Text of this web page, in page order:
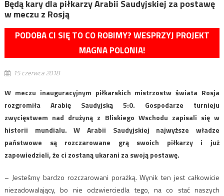
Będą kary dla piłkarzy Arabii Saudyjskiej za postawę
w meczu z Rosją
PODOBA CI SIĘ TO CO ROBIMY? WESPRZYJ PROJEKT
MAGNA POLONIA!
15 czerwca 2018
W meczu inauguracyjnym piłkarskich mistrzostw świata Rosja
rozgromiła Arabię Saudyjską 5:0. Gospodarze turnieju
zwycięstwem nad drużyną z Bliskiego Wschodu zapisali się w
historii mundialu. W Arabii Saudyjskiej najwyższe władze
państwowe są rozczarowane grą swoich piłkarzy i już
zapowiedzieli, że ci zostaną ukarani za swoją postawę.
– Jesteśmy bardzo rozczarowani porażką. Wynik ten jest całkowicie
niezadowalający, bo nie odzwierciedla tego, na co stać naszych